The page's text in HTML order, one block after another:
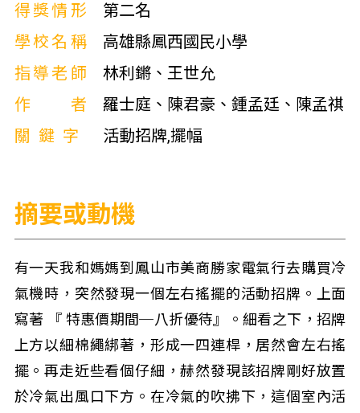
得獎情形
第二名
學校名稱
高雄縣鳳西國民小學
指導老師
林利鏘、王世允
作者
羅士庭、陳君豪、鍾孟廷、陳孟祺
關鍵字
活動招牌,擺幅
摘要或動機
有一天我和媽媽到鳳山市美商勝家電氣行去購買冷
氣機時，突然發現一個左右搖擺的活動招牌。上面
寫著 『 特惠價期間─八折優待』。細看之下，招牌
上方以細棉繩綁著，形成一四連桿，居然會左右搖
擺。再走近些看個仔細，赫然發現該招牌剛好放置
於冷氣出風口下方。在冷氣的吹拂下，這個室內活